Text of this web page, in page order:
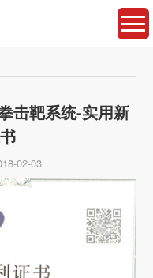
击靶系统-实用新
02-03